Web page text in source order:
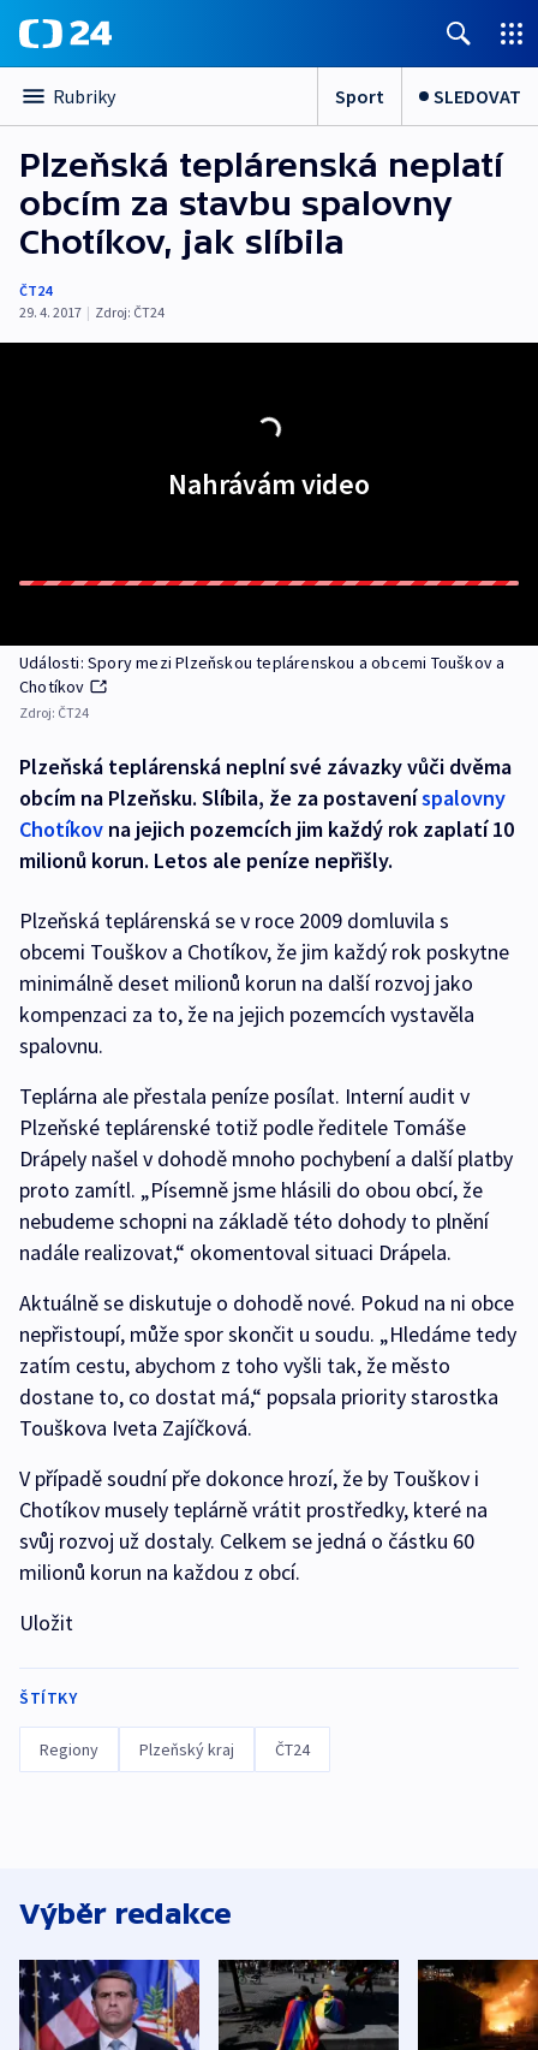
Rubriky Sport SLEDOVAT
Plzeňská teplárenská neplatí
obcím za stavbu spalovny
Chotíkov, jak slíbila
ČT24
29. 4. 2017 | Zdroj: ČT24
Nahrávám video
Události: Spory mezi Plzeňskou teplárenskou a obcemi Touškov a
Chotíkov
Zdroj: ČT24
Plzeňská teplárenská neplní své závazky vůči dvěma
obcím na Plzeňsku. Slíbila, že za postaveníspalovny
Chotíkov na jejich pozemcích jim každý rok zaplatí 10
milionů korun. Letos ale peníze nepřišly.
Plzeňská teplárenská se v roce 2009 domluvila s
obcemi Touškov a Chotíkov, že jim každý rok poskytne
minimálně deset milionů korun na další rozvoj jako
kompenzaci za to, že na jejich pozemcích vystavěla
spalovnu.
Teplárna ale přestala peníze posílat. Interní audit v
Plzeňské teplárenské totiž podle ředitele Tomáše
Drápely našel v dohodě mnoho pochybení a další platby
proto zamítl. „Písemně jsme hlásili do obou obcí, že
nebudeme schopni na základě této dohody to plnění
nadále realizovat,“ okomentoval situaci Drápela.
Aktuálně se diskutuje o dohodě nové. Pokud na ni obce
nepřistoupí, může spor skončit u soudu. „Hledáme tedy
zatím cestu, abychom z toho vyšli tak, že město
dostane to, co dostat má,“ popsala priority starostka
Touškova Iveta Zajíčková.
V případě soudní pře dokonce hrozí, že by Touškov i
Chotíkov musely teplárně vrátit prostředky, které na
svůj rozvoj už dostaly. Celkem se jedná o částku 60
milionů korun na každou z obcí.
Uložit
ŠTÍTKY
Regiony Plzeňský kraj ČT24
Výběr redakce